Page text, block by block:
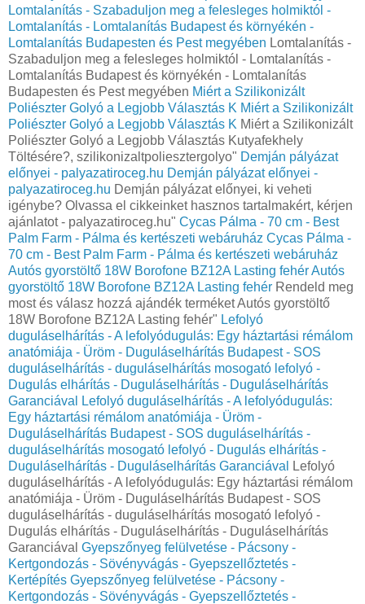
Lomtalanítás - Szabaduljon meg a felesleges holmiktól -
Lomtalanítás - Lomtalanítás Budapest és környékén -
Lomtalanítás Budapesten és Pest megyében Lomtalanítás -
Szabaduljon meg a felesleges holmiktól - Lomtalanítás -
Lomtalanítás Budapest és környékén - Lomtalanítás
Budapesten és Pest megyében Miért a Szilikonizált
Poliészter Golyó a Legjobb Választás K Miért a Szilikonizált
Poliészter Golyó a Legjobb Választás K Miért a Szilikonizált
Poliészter Golyó a Legjobb Választás Kutyafekhely
Töltésére?, szilikonizaltpoliesztergolyo" Demján pályázat
előnyei - palyazatiroceg.hu Demján pályázat előnyei -
palyazatiroceg.hu Demján pályázat előnyei, ki veheti
igénybe? Olvassa el cikkeinket hasznos tartalmakért, kérjen
ajánlatot - palyazatiroceg.hu" Cycas Pálma - 70 cm - Best
Palm Farm - Pálma és kertészeti webáruház Cycas Pálma -
70 cm - Best Palm Farm - Pálma és kertészeti webáruház
Autós gyorstöltő 18W Borofone BZ12A Lasting fehérAutós
gyorstöltő 18W Borofone BZ12A Lasting fehér Rendeld meg
most és válasz hozzá ajándék terméket Autós gyorstöltő
18W Borofone BZ12A Lasting fehér" Lefolyó
duguláselhárítás - A lefolyódugulás: Egy háztartási rémálom
anatómiája - Üröm - Duguláselhárítás Budapest - SOS
duguláselhárítás - duguláselhárítás mosogató lefolyó -
Dugulás elhárítás - Duguláselhárítás - Duguláselhárítás
Garanciával
Lefolyó duguláselhárítás - A lefolyódugulás:
Egy háztartási rémálom anatómiája - Üröm -
Duguláselhárítás Budapest - SOS duguláselhárítás -
duguláselhárítás mosogató lefolyó - Dugulás elhárítás -
Duguláselhárítás - Duguláselhárítás Garanciával
Lefolyó
duguláselhárítás - A lefolyódugulás: Egy háztartási rémálom
anatómiája - Üröm - Duguláselhárítás Budapest - SOS
duguláselhárítás - duguláselhárítás mosogató lefolyó -
Dugulás elhárítás - Duguláselhárítás - Duguláselhárítás
Garanciával Gyepszőnyeg felülvetése - Pácsony -
Kertgondozás - Sövényvágás - Gyepszellőztetés -
Kertépítés Gyepszőnyeg felülvetése - Pácsony -
Kertgondozás - Sövényvágás - Gyepszellőztetés -